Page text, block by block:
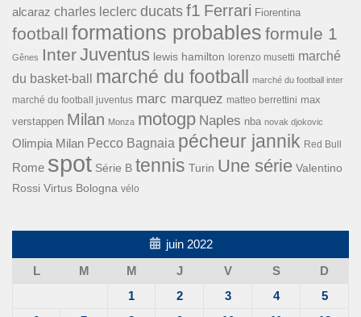
alcaraz charles leclerc ducats f1 Ferrari Fiorentina
football formations probables formule 1
Gênes InterJuventus lewis hamilton lorenzo musetti marché
du basket-ball
marché du football marché du football inter
marché du football juventus marc marquez matteo berrettini max
verstappen Milan Monza motogp Naples nba novak djokovic
Olimpia Milan Pecco Bagnaia pécheur jannik Red Bull
Rome spot Série B tennis Turin Une série Valentino
Rossi Virtus Bologna vélo
juin 2022
L
M M J V S
D
1
2 3 4
5